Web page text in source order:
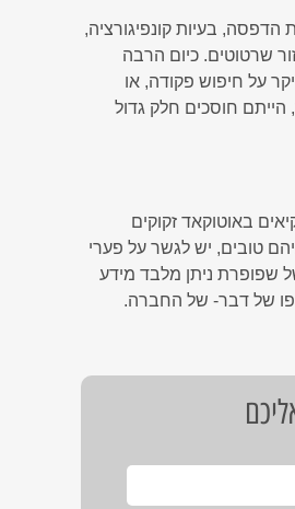
בעיות קונפיגורציה,
שרטוטים. כיום הרבה
על חיפוש פקודה, או
הייתם חוסכים חלק גדול
באוטוקאד זקוקים
טובים, יש לגשר על פערי
שפופרת ניתן מלבד מידע
של דבר- של החברה.